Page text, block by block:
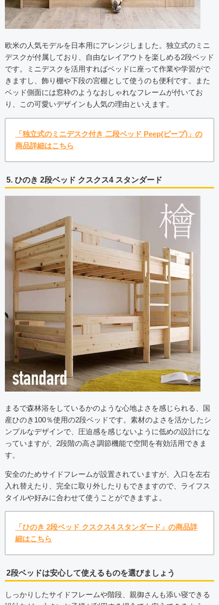
欧米の人気モデルを日本用にアレンジしました。独立式のミニ
デスクが付属しており、自由なレイアウトを楽しめる2段ベッド
です。ミニデスクを活用すればベッドに座って作業や学習がで
きますし、飾り棚や下段の宮棚として使うのも便利です。また
ベッド側面には窓枠のようなおしゃれなフレームが付いてお
り、この可愛いデザインも人気の理由といえます。
「独立式のミニデスク付き 二段ベッド Peep(ピープ)」の
商品詳細はこちら
5. ひのき 2段ベッド クスクス4 スタンダード
まるで森林浴をしているかのような心地よさを感じられる、国
産ひのき100％使用の2段ベッドです。素材のよさを活かしたシ
ンプルなデザインで、圧迫感を感じないように低めの設計にな
っていますが、2段階の高さ調節機能で空間を有効活用できま
す。
安全のためサイドフレームが設置されていますが、入口を左右
入れ替えたり、完全に取り外したりもできますので、ライフス
タイルや好みに合わせて使うことができますよ。
「ひのき 2段ベッド クスクス4 スタンダード」の商品詳
細はこちら
2段ベッドは安心して使えるものを選びましょう
しっかりしたサイドフレームや階段、親御さんも添い寝できる